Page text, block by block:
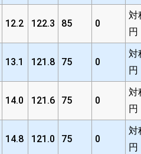
12.2 122.3 85 0
対
円
13.1 121.8 75 0
対
円
14.0 121.6 75 0
対
円
14.8 121.0 75 0
対
円